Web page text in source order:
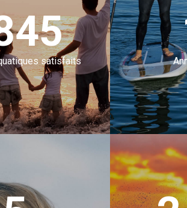
satisfaits